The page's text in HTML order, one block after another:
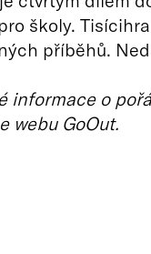
školy.
příběhů.
informace o
webu GoOut.